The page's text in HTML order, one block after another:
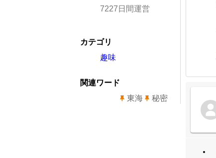
7227日間運営
カテゴリ
趣味
関連ワード
東海
秘密